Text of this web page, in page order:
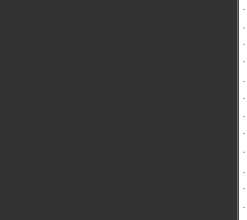
·
·
·
·
·
·
·
·
·
·
·
·